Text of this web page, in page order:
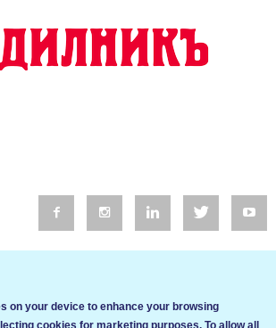
on your device to enhance your browsing
cookies for marketing purposes. To allow all